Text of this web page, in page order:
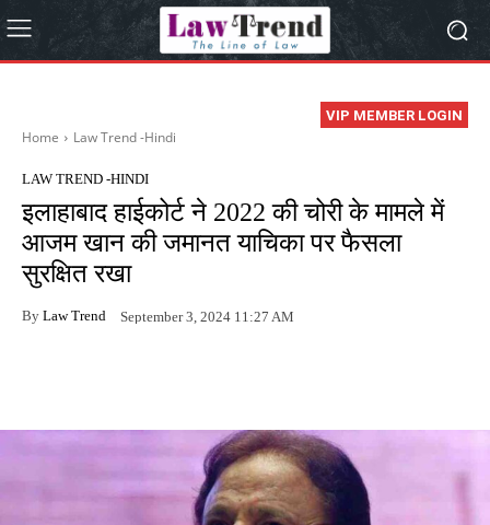
VIP MEMBER LOGIN
Home Law Trend -Hindi
LAW TREND -HINDI
इलाहाबाद हाईकोर्ट ने 2022 की चोरी के मामले में
आजम खान की जमानत याचिका पर फैसला
सुरक्षित रखा
By Law Trend September 3, 2024 11:27 AM